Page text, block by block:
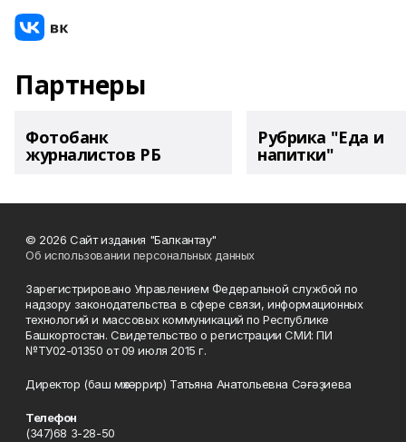
Партнеры
Фотобанк
журналистов РБ
Рубрика "Еда и
напитки"
© 2026 Сайт издания "Балкантау"
Об использовании персональных данных
Зарегистрировано Управлением Федеральной службой по
надзору законодательства в сфере связи, информационных
технологий и массовых коммуникаций по Республике
Башкортостан. Свидетельство о регистрации СМИ: ПИ
№ТУ02-01350 от 09 июля 2015 г.
Директор (баш мөхәррир) Татьяна Анатольевна Сәғәҙиева
Телефон
(347)68 3-28-50